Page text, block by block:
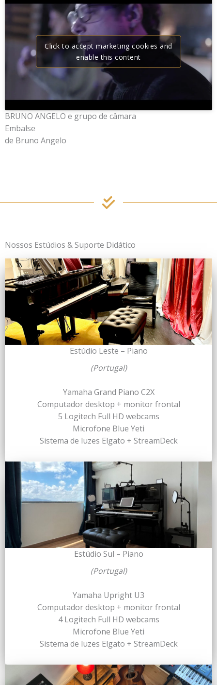
Click to accept marketing cookies and
enable this content
BRUNO ANGELO e grupo de câmara
Embalse
de Bruno Angelo
Nossos Estúdios & Suporte Didático
Estúdio Leste – Piano
(Portugal)
Yamaha Grand Piano C2X
Computador desktop + monitor frontal
5 Logitech Full HD webcams
Microfone Blue Yeti
Sistema de luzes Elgato + StreamDeck
Estúdio Sul – Piano
(Portugal)
Yamaha Upright U3
Computador desktop + monitor frontal
4 Logitech Full HD webcams
Microfone Blue Yeti
Sistema de luzes Elgato + StreamDeck